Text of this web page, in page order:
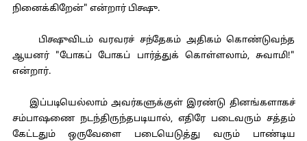
நினைக்கிறேன்" என்றார் பிக்ஷு.
பிக்ஷுவிடம் வரவரச் சந்தேகம் அதிகம் கொண்டுவந்த
ஆயனர் "போகப் போகப் பார்த்துக் கொள்ளலாம், சுவாமி!"
என்றார்.
இப்படியெல்லாம் அவர்களுக்குள் இரண்டு தினங்களாகச்
சம்பாஷணை நடந்திருந்தபடியால், எதிரே படைவரும் சத்தம்
கேட்டதும் ஒருவேளை படையெடுத்து வரும் பாண்டிய